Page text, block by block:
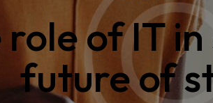
role of IT
future of